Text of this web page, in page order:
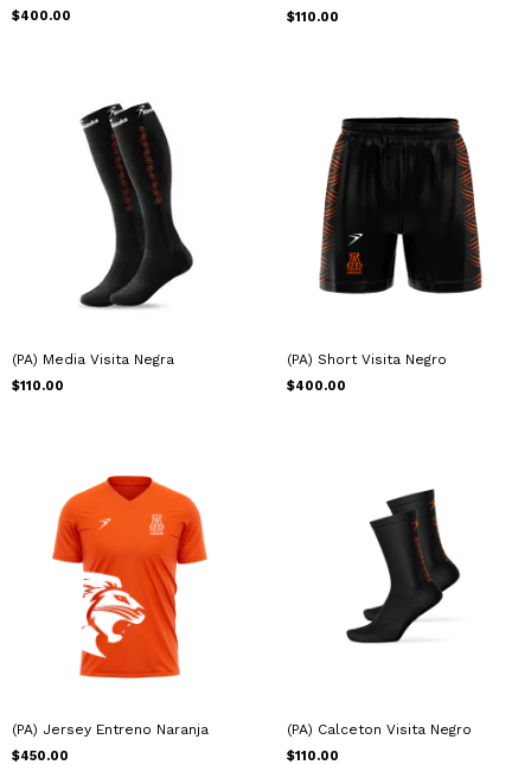
$400.00 $110.00
(PA) Media Visita Negra
$110.00
(PA) Short Visita Negro
$400.00
(PA) Jersey Entreno Naranja
$450.00
(PA) Calceton Visita Negro
$110.00